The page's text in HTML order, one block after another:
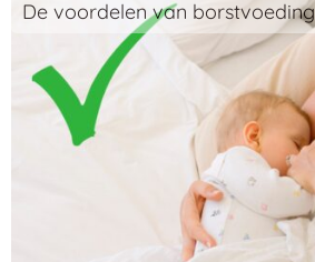
De voordelen van borstvoeding